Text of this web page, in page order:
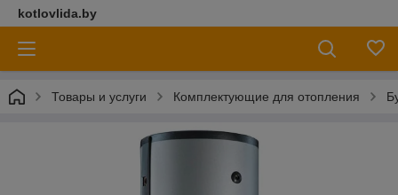
kotlovlida.by
Товары и услуги Комплектующие для отопления